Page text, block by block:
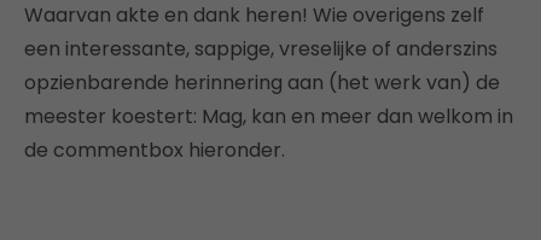
Waarvan akte en dank heren! Wie overigens zelf
een interessante, sappige, vreselijke of anderszins
opzienbarende herinnering aan (het werk van) de
meester koestert: Mag, kan en meer dan welkom in
de commentbox hieronder.